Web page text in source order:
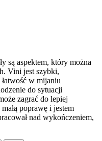
są aspektem, który można
Vini jest szybki,
w mijaniu
do sytuacji
zagrać do lepiej
poprawę i jestem
nad wykończeniem,